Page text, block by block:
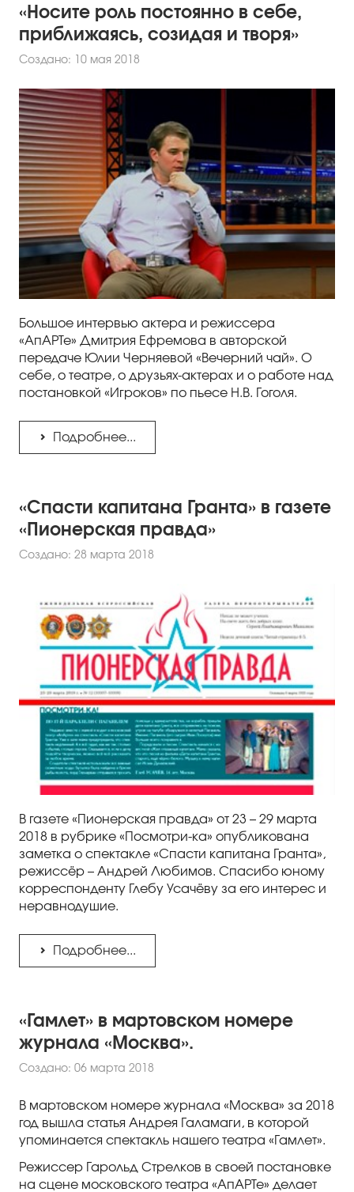
«Носите роль постоянно в себе,
приближаясь, созидая и творя»
Создано: 10 мая 2018
Большое интервью актера и режиссера
«АпАРТе» Дмитрия Ефремова в авторской
передаче Юлии Черняевой «Вечерний чай». О
себе, о театре, о друзьях-актерах и о работе над
постановкой «Игроков» по пьесе Н.В. Гоголя.
Подробнее...
«Спасти капитана Гранта» в газете
«Пионерская правда»
Создано: 28 марта 2018
В газете «Пионерская правда» от 23 – 29 марта
2018 в рубрике «Посмотри-ка» опубликована
заметка о спектакле «Спасти капитана Гранта»,
режиссёр – Андрей Любимов. Спасибо юному
корреспонденту Глебу Усачёву за его интерес и
неравнодушие.
Подробнее...
«Гамлет» в мартовском номере
журнала «Москва».
Создано: 06 марта 2018
В мартовском номере журнала «Москва» за 2018
год вышла статья Андрея Галамаги, в которой
упоминается спектакль нашего театра «Гамлет».
Режиссер Гарольд Стрелков в своей постановке
на сцене московского театра «АпАРТе» делает